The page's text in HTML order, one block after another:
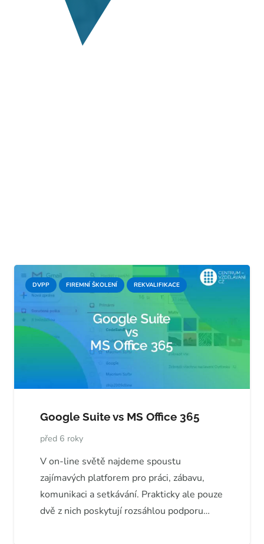
DVPP FIREMNÍ ŠKOLENÍ REKVALIFIKACE
Google Suite vs MS Office 365
před 6 roky
V on-line světě najdeme spoustu
zajímavých platforem pro práci, zábavu,
komunikaci a setkávání. Prakticky ale pouze
dvě z nich poskytují rozsáhlou podporu…